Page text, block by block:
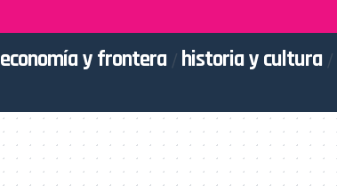
economía y frontera historia y cultura